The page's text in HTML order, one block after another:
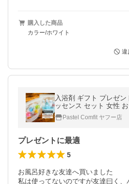
購入した商品
カラー/ホワイト
違
入浴剤 ギフト プレゼ
ッセンス セット 女性
ッセンシャルオイル ア
おい 発汗 美容 美肌 日本
Pastel Comfit ヤフー店
プレゼントに最適
5
お風呂好きな友達へ買いました
私は使ってないのですが友達曰く、